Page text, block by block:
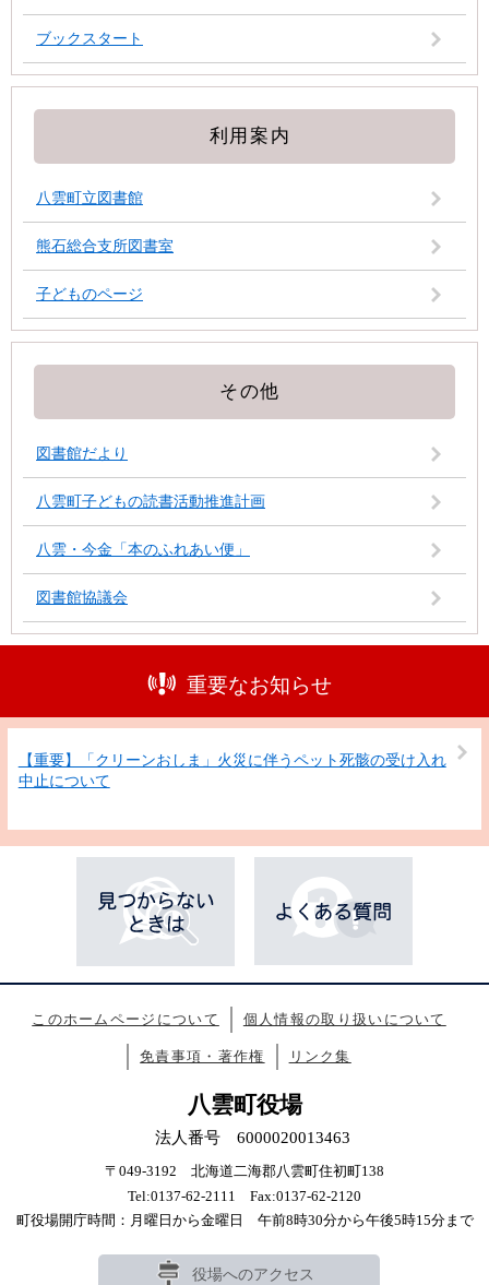
ブックスタート
利用案内
八雲町立図書館
熊石総合支所図書室
子どものページ
その他
図書館だより
八雲町子どもの読書活動推進計画
八雲・今金「本のふれあい便」
図書館協議会
重要なお知らせ
【重要】「クリーンおしま」火災に伴うペット死骸の受け入れ
中止について
このホームページについて 個人情報の取り扱いについて
免責事項・著作権 リンク集
八雲町役場
法人番号 6000020013463
〒049-3192 北海道二海郡八雲町住初町138
Tel:0137-62-2111 Fax:0137-62-2120
町役場開庁時間：月曜日から金曜日 午前8時30分から午後5時15分まで
役場へのアクセス